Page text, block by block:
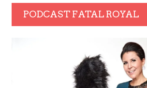
PODCAST FATAL ROYAL